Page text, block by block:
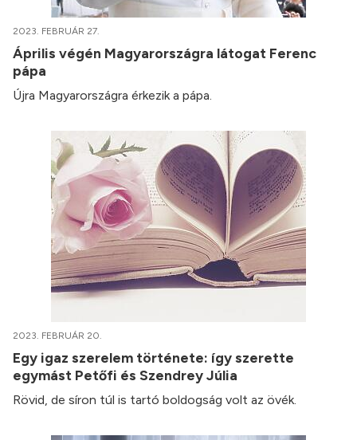
2023. FEBRUÁR 27.
Április végén Magyarországra látogat Ferenc
pápa
Újra Magyarországra érkezik a pápa.
2023. FEBRUÁR 20.
Egy igaz szerelem története: így szerette
egymást Petőfi és Szendrey Júlia
Rövid, de síron túl is tartó boldogság volt az övék.